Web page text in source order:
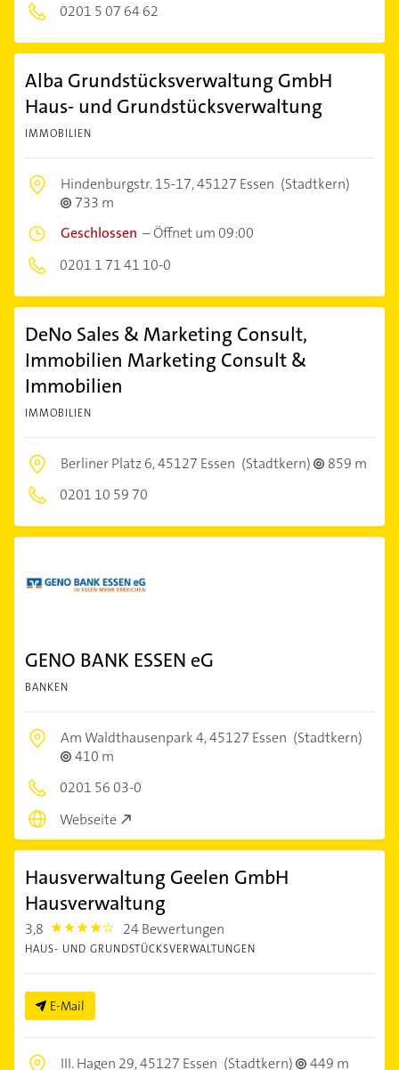
0201 5 07 64 62
Alba Grundstücksverwaltung GmbH
Haus- und Grundstücksverwaltung
IMMOBILIEN
Hindenburgstr. 15-17,45127 Essen (Stadtkern)
733 m
Geschlossen –Öffnet um 09:00
0201 1 71 41 10-0
DeNo Sales & Marketing Consult,
Immobilien Marketing Consult &
Immobilien
IMMOBILIEN
Berliner Platz 6,45127 Essen (Stadtkern)
859 m
0201 10 59 70
GENO BANK ESSEN eG
BANKEN
Am Waldthausenpark 4,45127 Essen (Stadtkern)
410 m
0201 56 03-0
Webseite
Hausverwaltung Geelen GmbH
Hausverwaltung
3,8 3.8 24 Bewertungen
HAUS- UND GRUNDSTÜCKSVERWALTUNGEN
E-Mail
III. Hagen 29,45127 Essen (Stadtkern) 449 m